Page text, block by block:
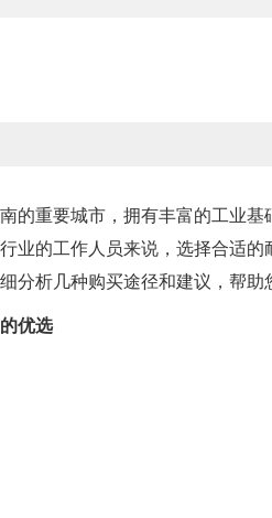
的重要城市，拥有丰富的工业
业的工作人员来说，选择合适
分析几种购买途径和建议，帮助
优选